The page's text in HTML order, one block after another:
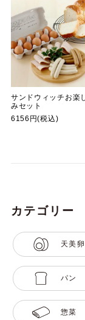
サンドウィッチお楽
みセット
6156円(税込)
カテゴリー
天美卵
パン
惣菜